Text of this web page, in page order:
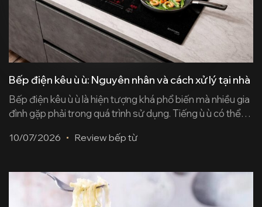
Bếp điện kêu ù ù: Nguyên nhân và cách xử lý tại nhà
Bếp điện kêu ù ù là hiện tượng khá phổ biến mà nhiều gia
đình gặp phải trong quá trình sử dụng. Tiếng ù ù có thể
cao, nhưng cũng có thể là dấu hiệu cảnh báo linh kiện bên
10/07/2026 Review bếp từ